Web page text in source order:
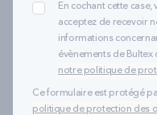
En cochant cette
acceptez de recevoir
informations
évènements de Bultex
notre politique de
Ce formulaire est protégé
politique de protection des